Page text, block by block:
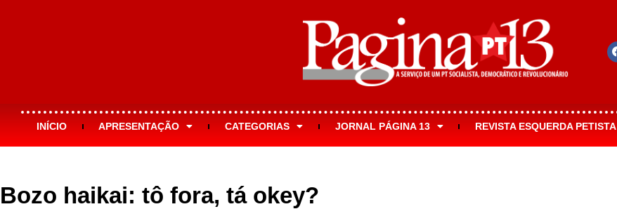
INÍCIO APRESENTAÇÃO CATEGORIAS JORNAL PÁGINA 13 REVISTA ESQUERDA PETISTA
Bozo haikai: tô fora, tá okey?